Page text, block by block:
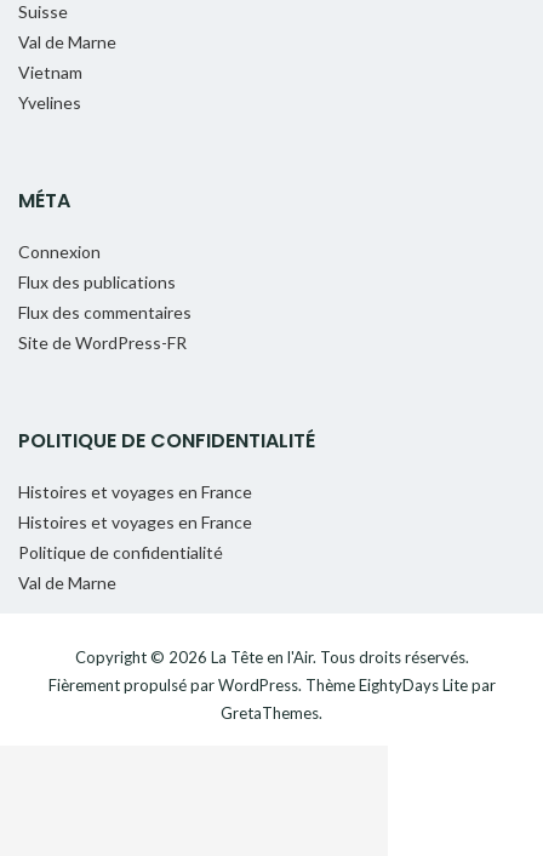
Suisse
Val de Marne
Vietnam
Yvelines
MÉTA
Connexion
Flux des publications
Flux des commentaires
Site de WordPress-FR
POLITIQUE DE CONFIDENTIALITÉ
Histoires et voyages en France
Histoires et voyages en France
Politique de confidentialité
Val de Marne
Copyright © 2026 La Tête en l'Air. Tous droits réservés.
Fièrement propulsé parWordPress. ThèmeEightyDays Litepar
GretaThemes.